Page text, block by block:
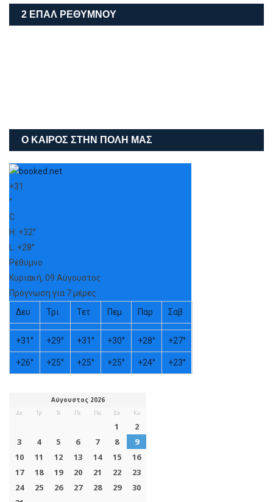
2 ΕΠΑΛ ΡΕΘΎΜΝΟΥ
Ο ΚΑΙΡΌΣ ΣΤΗΝ ΠΌΛΗ ΜΑΣ
+31
°
C
H: +32°
L: +28°
Ρέθυμνο
Κυριακή, 09 Αύγουστος
Πρόγνωση για 7 μέρες
Δευ
Τρι Τετ Πεμ Παρ Σαβ
+31° +29° +31° +30° +28° +27°
+26° +25° +25° +25° +24° +23°